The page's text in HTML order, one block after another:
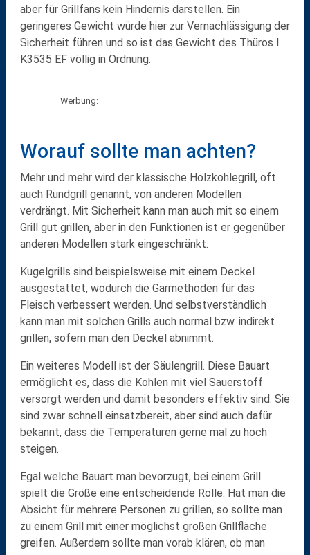
aber für Grillfans kein Hindernis darstellen. Ein
geringeres Gewicht würde hier zur Vernachlässigung der
Sicherheit führen und so ist das Gewicht des Thüros I
K3535 EF völlig in Ordnung.
Werbung:
Worauf sollte man achten?
Mehr und mehr wird der klassische Holzkohlegrill, oft
auch Rundgrill genannt, von anderen Modellen
verdrängt. Mit Sicherheit kann man auch mit so einem
Grill gut grillen, aber in den Funktionen ist er gegenüber
anderen Modellen stark eingeschränkt.
Kugelgrills sind beispielsweise mit einem Deckel
ausgestattet, wodurch die Garmethoden für das
Fleisch verbessert werden. Und selbstverständlich
kann man mit solchen Grills auch normal bzw. indirekt
grillen, sofern man den Deckel abnimmt.
Ein weiteres Modell ist der Säulengrill. Diese Bauart
ermöglicht es, dass die Kohlen mit viel Sauerstoff
versorgt werden und damit besonders effektiv sind. Sie
sind zwar schnell einsatzbereit, aber sind auch dafür
bekannt, dass die Temperaturen gerne mal zu hoch
steigen.
Egal welche Bauart man bevorzugt, bei einem Grill
spielt die Größe eine entscheidende Rolle. Hat man die
Absicht für mehrere Personen zu grillen, so sollte man
zu einem Grill mit einer möglichst großen Grillfläche
greifen. Außerdem sollte man vorab klären, ob man